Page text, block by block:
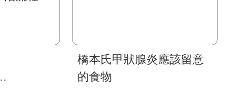
橋本氏甲狀腺炎應該留意
的食物